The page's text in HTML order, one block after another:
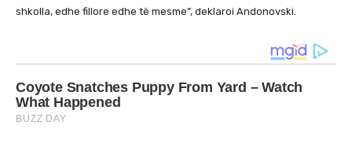
shkolla, edhe fillore edhe të mesme”, deklaroi Andonovski.